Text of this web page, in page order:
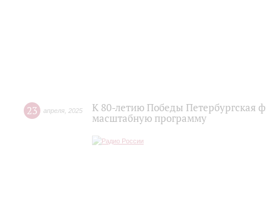
23 апреля 2025
К 80-летию Победы Петербургская
масштабную программу